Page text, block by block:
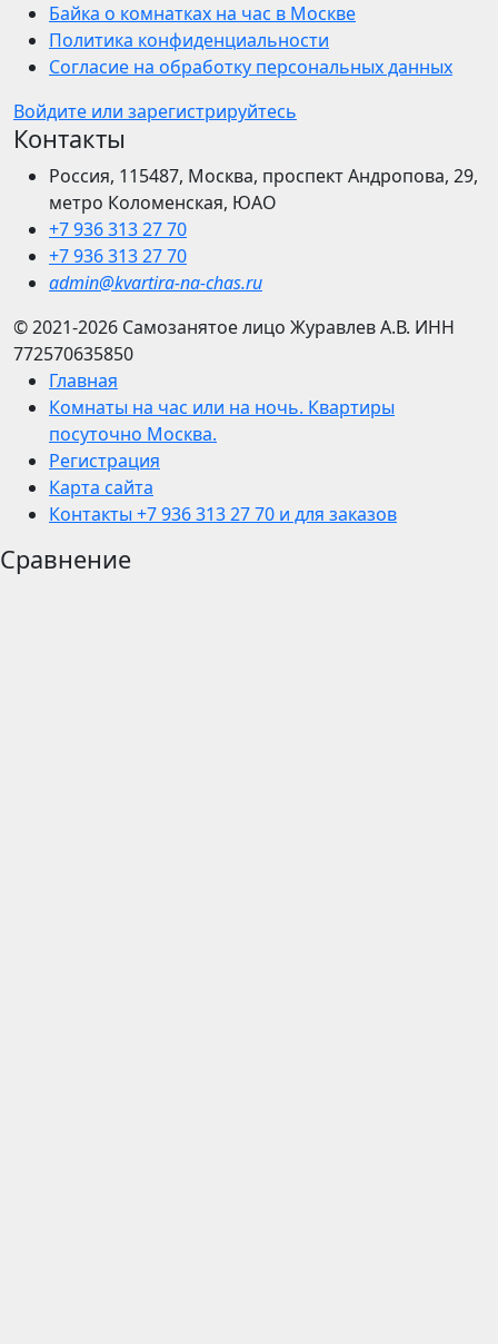
Байка о комнатках на час в Москве
Политика конфиденциальности
Согласие на обработку персональных данных
Войдите или зарегистрируйтесь
Контакты
Россия, 115487, Москва, проспект Андропова, 29,
метро Коломенская, ЮАО
+7 936 313 27 70
+7 936 313 27 70
admin@kvartira-na-chas.ru
© 2021-2026 Самозанятое лицо Журавлев А.В. ИНН
772570635850
Главная
Комнаты на час или на ночь. Квартиры
посуточно Москва.
Регистрация
Карта сайта
Контакты +7 936 313 27 70 и для заказов
Сравнение